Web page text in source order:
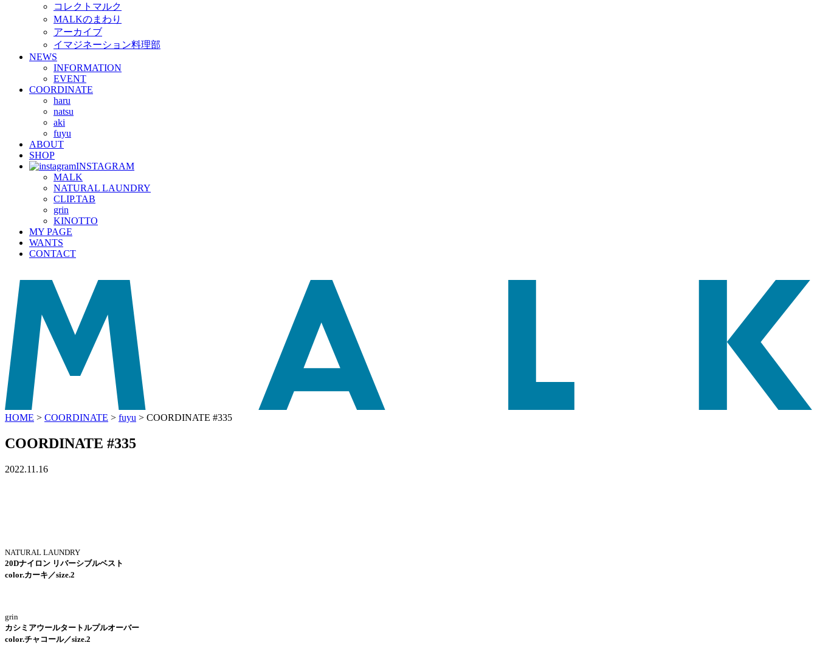
コレクトマルク
MALKのまわり
アーカイブ
イマジネーション料理部
NEWS
INFORMATION
EVENT
COORDINATE
haru
natsu
aki
fuyu
ABOUT
SHOP
INSTAGRAM
MALK
NATURAL LAUNDRY
CLIP.TAB
grin
KINOTTO
MY PAGE
WANTS
CONTACT
HOME > COORDINATE > fuyu > COORDINATE #335
COORDINATE #335
2022.11.16
NATURAL LAUNDRY
20Dナイロン リバーシブルベスト
color.カーキ／size.2
grin
カシミアウールタートルプルオーバー
color.チャコール／size.2